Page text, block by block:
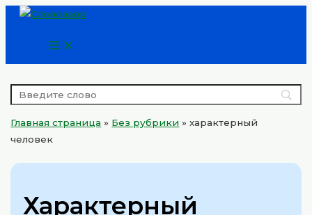
Перейти
содержимому
Main
Menu
Главная страница » Без рубрики »характерный
человек
Характерный